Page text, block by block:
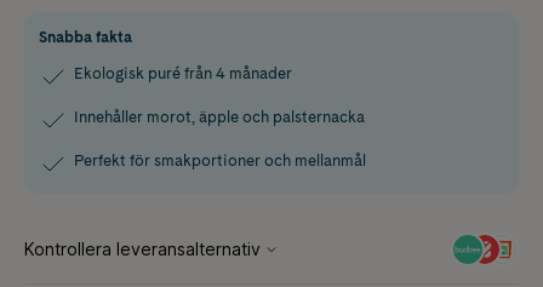
Snabba fakta
Ekologisk puré från 4 månader
Innehåller morot, äpple och palsternacka
Perfekt för smakportioner och mellanmål